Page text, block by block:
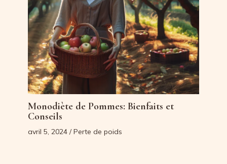
Monodiète de Pommes: Bienfaits et
Conseils
avril 5, 2024 /Perte de poids